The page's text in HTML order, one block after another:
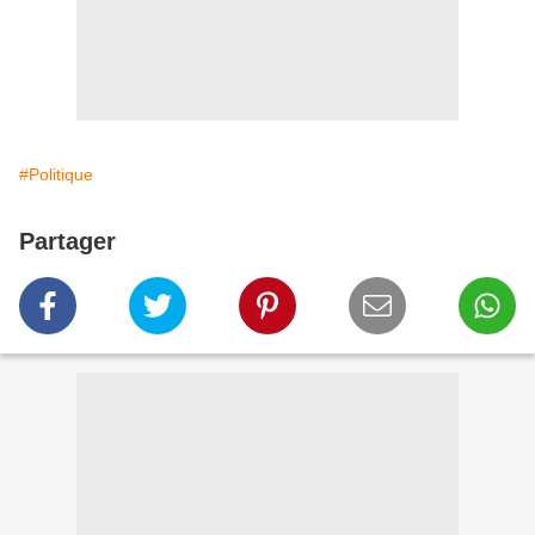
#Politique
Partager